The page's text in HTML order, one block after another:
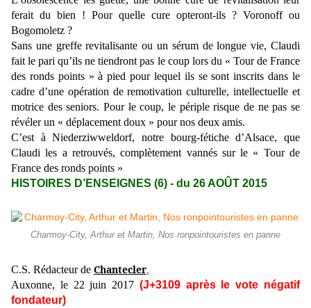
ferait du bien ! Pour quelle cure opteront-ils ? Voronoff ou
Bogomoletz ?
Sans une greffe revitalisante ou un sérum de longue vie, Claudi
fait le pari qu’ils ne tiendront pas le coup lors du « Tour de France
des ronds points » à pied pour lequel ils se sont inscrits dans le
cadre d’une opération de remotivation culturelle, intellectuelle et
motrice des seniors. Pour le coup, le périple risque de ne pas se
révéler un « déplacement doux » pour nos deux amis.
C’est à Niederziwweldorf, notre bourg-fétiche d’Alsace, que
Claudi les a retrouvés, complètement vannés sur le « Tour de
France des ronds points »
HISTOIRES D’ENSEIGNES (6) - du 26 AOÛT 2015
Charmoy-City, Arthur et Martin, Nos ronpointouristes en panne
C.S. Rédacteur de Chantecler
Auxonne, le 22 juin 2017 (J+3109 après le vote négatif
fondateur)